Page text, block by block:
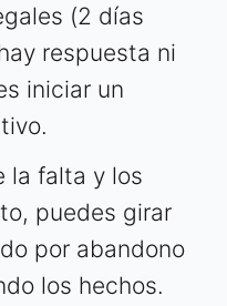
(2 días
respuesta ni
iniciar un
la falta y los
puedes girar
por abandono
los hechos.